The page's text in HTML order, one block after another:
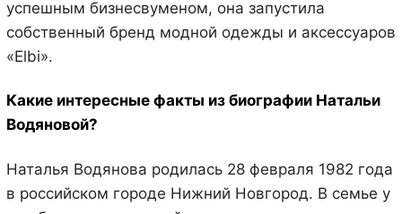
успешным бизнесвуменом, она запустила
собственный бренд модной одежды и аксессуаров
«Elbi».
Какие интересные факты из биографии Натальи
Водяновой?
Наталья Водянова родилась 28 февраля 1982 года
в российском городе Нижний Новгород. В семье у